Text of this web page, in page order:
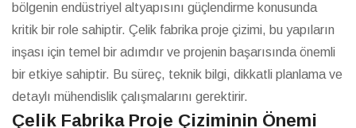
bölgenin endüstriyel altyapısını güçlendirme konusunda
kritik bir role sahiptir. Çelik fabrika proje çizimi, bu yapıların
inşası için temel bir adımdır ve projenin başarısında önemli
bir etkiye sahiptir. Bu süreç, teknik bilgi, dikkatli planlama ve
detaylı mühendislik çalışmalarını gerektirir.
Çelik Fabrika Proje Çiziminin Önemi